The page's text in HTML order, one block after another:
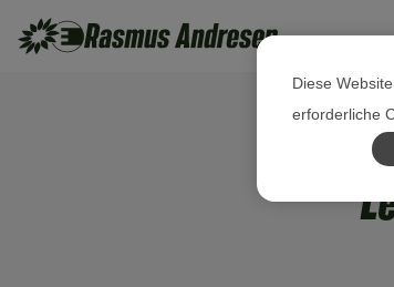
Diese
erforderliche